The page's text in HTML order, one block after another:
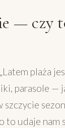
— czy
plaża
parasole —
szczycie
to udaje nam